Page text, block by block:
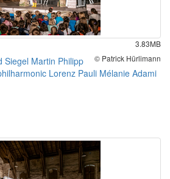
3.83MB
© Patrick Hürlimann
Siegel Martin Philipp
Lorenz Pauli Mélanie Adami